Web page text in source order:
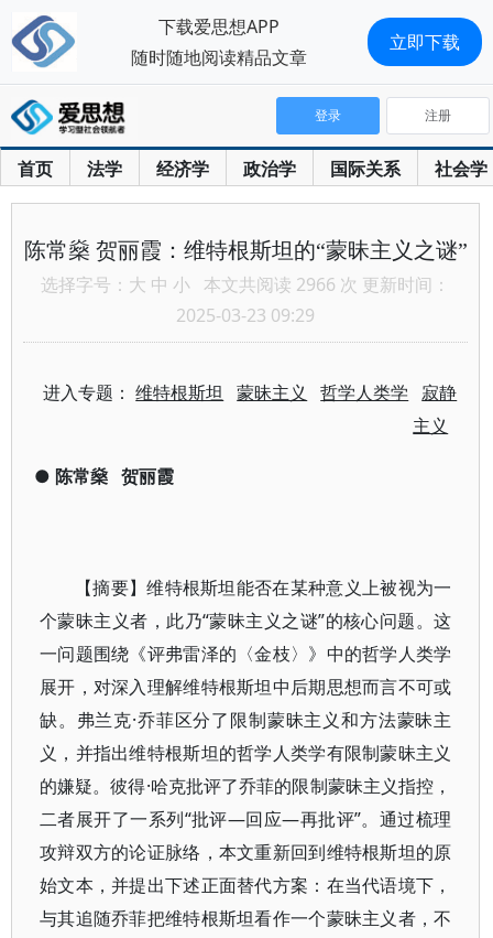
首页 法学 经济学 政治学 国际关系 社会学
登录 注册
陈常燊 贺丽霞：维特根斯坦的“蒙昧主义之谜”
选择字号： 大 中 小 本文共阅读 2966 次 更新时间：
2025-03-23 09:29
进入专题：维特根斯坦 蒙昧主义 哲学人类学
寂静
主义
● 陈常燊 贺丽霞
【摘要】维特根斯坦能否在某种意义上被视为一
个蒙昧主义者，此乃“蒙昧主义之谜”的核心问题。这
一问题围绕《评弗雷泽的〈金枝〉》中的哲学人类学
展开，对深入理解维特根斯坦中后期思想而言不可或
缺。弗兰克·乔菲区分了限制蒙昧主义和方法蒙昧主
义，并指出维特根斯坦的哲学人类学有限制蒙昧主义
的嫌疑。彼得·哈克批评了乔菲的限制蒙昧主义指控，
二者展开了一系列“批评—回应—再批评”。通过梳理
攻辩双方的论证脉络，本文重新回到维特根斯坦的原
始文本，并提出下述正面替代方案：在当代语境下，
与其追随乔菲把维特根斯坦看作一个蒙昧主义者，不
下载爱思想APP
随时随地阅读精品文章
立即下载